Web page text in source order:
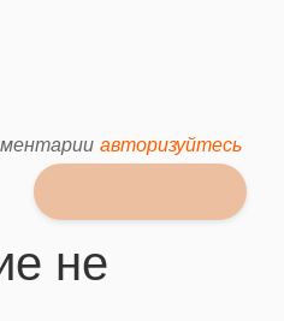
авторизуйтесь
не